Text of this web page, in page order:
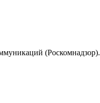
(Роскомнадзор).